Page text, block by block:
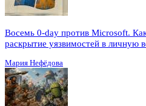
Восемь 0-day против Microsoft.
раскрытие уязвимостей в личную
Мария Нефёдова